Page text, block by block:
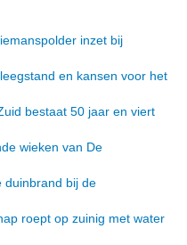
inzet bij
en kansen voor het
bestaat 50 jaar en viert
wieken van De
duinbrand bij de
roept op zuinig met water